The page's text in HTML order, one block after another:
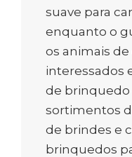
suave para
enquanto o
os animais
interessados
de brinquedo
sortimentos
de brindes e
brinquedos